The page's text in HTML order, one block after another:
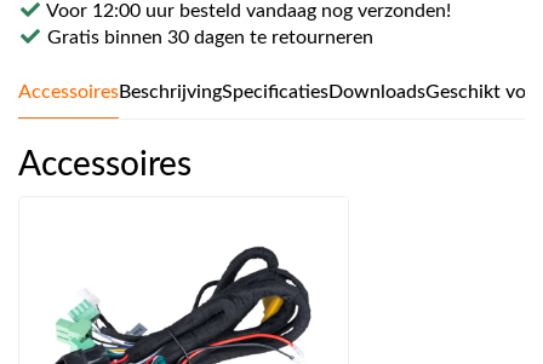
Voor 12:00 uur besteld vandaag nog verzonden!
Gratis binnen 30 dagen te retourneren
AccessoiresBeschrijvingSpecificatiesDownloadsGeschikt voor
Accessoires